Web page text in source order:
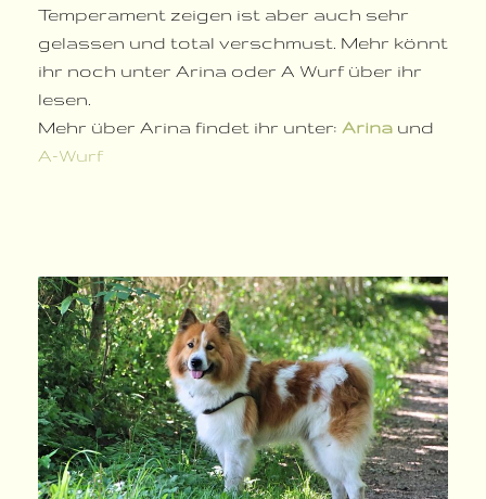
Temperament zeigen ist aber auch sehr
gelassen und total verschmust. Mehr könnt
ihr noch unter Arina oder A Wurf über ihr
lesen.
Mehr über Arina findet ihr unter: Arina und
A-Wurf